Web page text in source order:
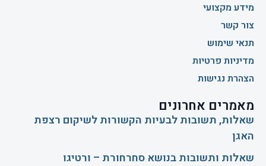
מידע מקצועי
צור קשר
תנאי שימוש
מדיניות פרטיות
הצהרת נגישות
מאמרים אחרונים
שאלות, תשובות לבעיות הקשורות לשיקום רצפת
האגן
שאלות ותשובות בנושא סחרחורת – ורטיגו